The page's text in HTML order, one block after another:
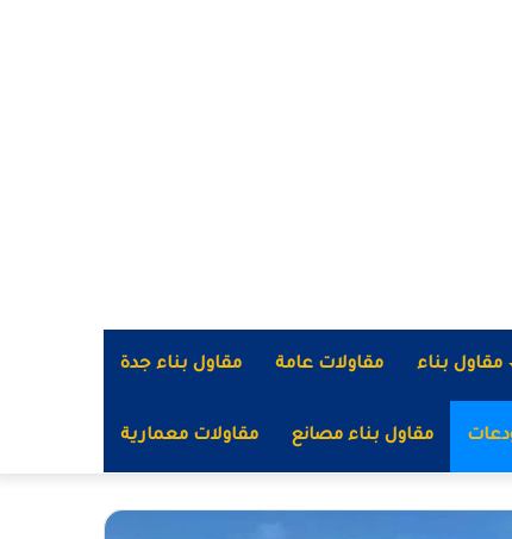
مقاول بناء جدة مقاولات عامة مقاول بناء
مقاولات معمارية مقاول بناء مصانع